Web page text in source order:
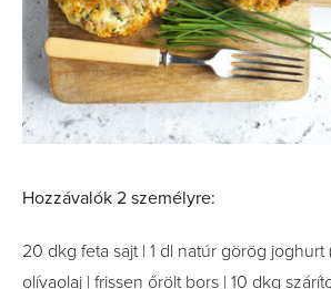
Hozzávalók 2 személyre:
20 dkg feta sajt | 1 dl natúr görög joghurt
olívaolaj | frissen őrölt bors | 10 dkg